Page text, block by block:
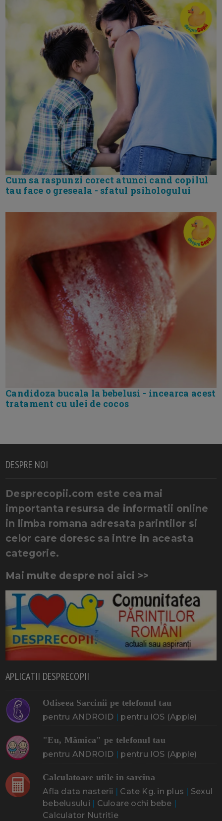
Cum sa raspunzi corect atunci cand copilul
tau face o greseala - sfatul psihologului
Candidoza bucala la bebelusi - incearca acest
tratament cu ulei de cocos
DESPRE NOI
Desprecopii.com este cea mai
importanta resursa de informatii online
in limba romana adresata parintilor si
celor care doresc sa intre in aceasta
categorie.
Mai multe despre noi aici >>
APLICATII DESPRECOPII
Odiseea Sarcinii pe telefonul tau
pentru ANDROID | pentru IOS (Apple)
"Eu, Mămica" pe telefonul tau
pentru ANDROID | pentru IOS (Apple)
Calculatoare utile in sarcina
Afla data nasterii | Cate Kg. in plus | Sexul
bebelusului | Culoare ochi bebe |
Calculator Nutritie